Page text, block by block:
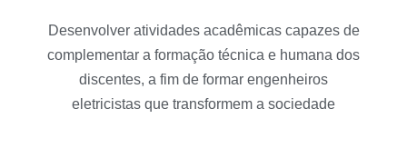
Desenvolver atividades acadêmicas capazes de
complementar a formação técnica e humana dos
discentes, a fim de formar engenheiros
eletricistas que transformem a sociedade